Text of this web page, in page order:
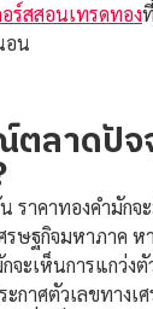
ร์สสอนเทรดทอง
อน
ลาดปัจ
ราคาทองคำมักจ
รษฐกิจมหาภาค ห
จะเห็นการแกว่ง
ะกาศตัวเลขทาง